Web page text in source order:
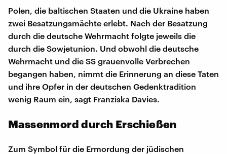
Polen, die baltischen Staaten und die Ukraine haben
zwei Besatzungsmächte erlebt. Nach der Besatzung
durch die deutsche Wehrmacht folgte jeweils die
durch die Sowjetunion. Und obwohl die deutsche
Wehrmacht und die SS grauenvolle Verbrechen
begangen haben, nimmt die Erinnerung an diese Taten
und ihre Opfer in der deutschen Gedenktradition
wenig Raum ein, sagt Franziska Davies.
Massenmord durch Erschießen
Zum Symbol für die Ermordung der jüdischen